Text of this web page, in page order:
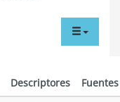
menu
Descriptores
Fuentes